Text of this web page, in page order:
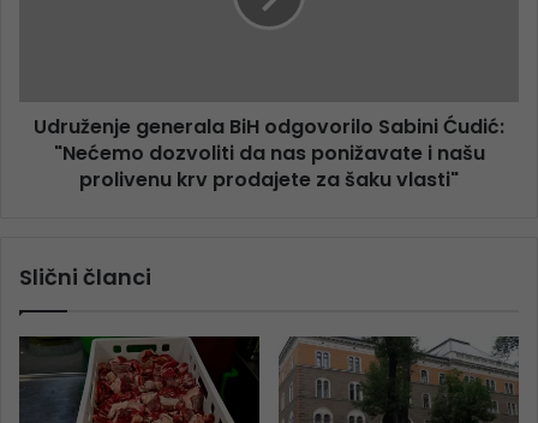
Udruženje generala BiH odgovorilo Sabini Ćudić:
"Nećemo dozvoliti da nas ponižavate i našu
prolivenu krv prodajete za šaku vlasti"
Slični članci